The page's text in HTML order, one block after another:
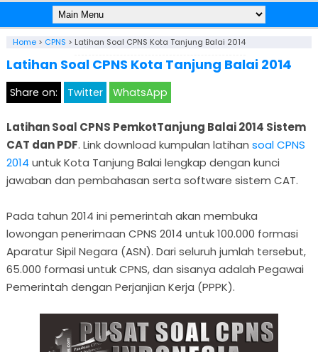
Home> CPNS > Latihan Soal CPNS Kota Tanjung Balai 2014
Latihan Soal CPNS Kota Tanjung Balai 2014
Share on: Twitter WhatsApp
Latihan Soal CPNS PemkotTanjung Balai 2014 Sistem
CAT dan PDF. Link download kumpulan latihan soal CPNS
2014 untuk Kota Tanjung Balai lengkap dengan kunci
jawaban dan pembahasan serta software sistem CAT.
Pada tahun 2014 ini pemerintah akan membuka
lowongan penerimaan CPNS 2014 untuk 100.000 formasi
Aparatur Sipil Negara (ASN). Dari seluruh jumlah tersebut,
65.000 formasi untuk CPNS, dan sisanya adalah Pegawai
Pemerintah dengan Perjanjian Kerja (PPPK).